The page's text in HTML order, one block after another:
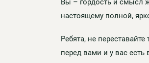
Вы – гордость и смысл
настоящему полной,
Ребята, не
перед вами и у вас